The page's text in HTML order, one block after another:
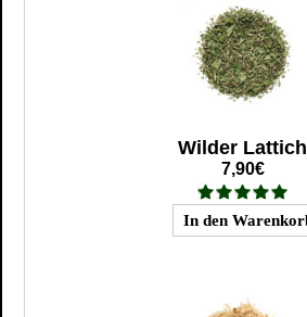
Wilder Lattich
7,90€